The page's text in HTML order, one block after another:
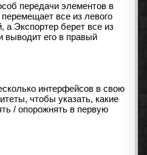
передачи элементов в
все из левого
а Экспортер берет все из
выводит его в правый
интерфейсов в свою
чтобы указать, какие
/ опорожнять в первую